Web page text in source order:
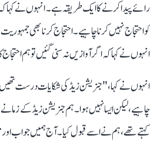
رائے پیدا کرنے کا ایک طریقہ ہے۔ انہوں نے کہا
کو احتجاج نہیں کرنا چاہیے۔احتجاج کرنا بھی
انہو ں نے کہا کہ اگر آوازیں نہ سنی گئیں تو ہم
انہوں نے کہا، " جنریشن زیڈ کی شکایات درست
چاہیے، لیکن ایسا نہیں ہوا۔ ہم جنریشن زیڈ کے
کہتے تھے، ہم نےاسے قبول کیا۔ آج ہمیں جواب